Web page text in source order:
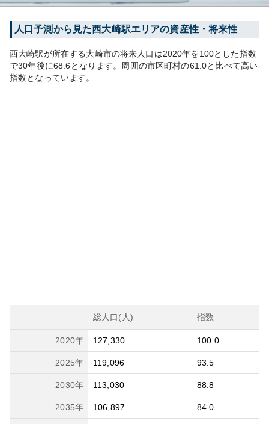
人口予測から見た西大崎駅エリアの資産性・将来性
西大崎駅が所在する大崎市の将来人口は2020年を100とした指数
で30年後に68.6 となります。 周囲の市区町村の61.0と比べて高い
指数となっています。
総人口(人) 指数
2020年 127,330 100.0
2025年 119,096 93.5
2030年 113,030 88.8
2035年 106,897 84.0